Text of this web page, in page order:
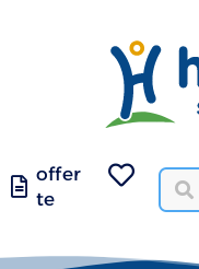
offer
te